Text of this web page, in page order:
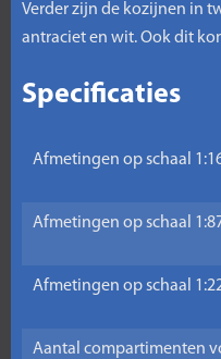
Verder zijn de kozijnen in
antraciet en wit. Ook dit
Specificaties
Afmetingen op schaal
Afmetingen op schaal
Afmetingen op schaal
Aantal compartimenten